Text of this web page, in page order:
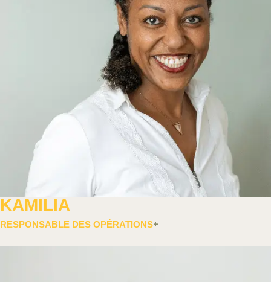
KAMILIA
RESPONSABLE DES OPÉRATIONS